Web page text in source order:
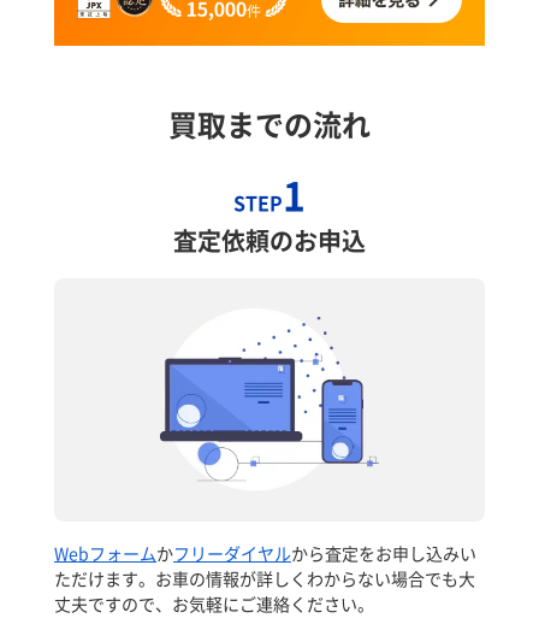
買取までの流れ
STEP1
査定依頼のお申込
Webフォームかフリーダイヤルから査定をお申し込みい
ただけます。お車の情報が詳しくわからない場合でも大
丈夫ですので、お気軽にご連絡ください。